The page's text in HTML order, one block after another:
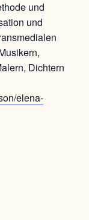
und
und
Dichtern
elena-